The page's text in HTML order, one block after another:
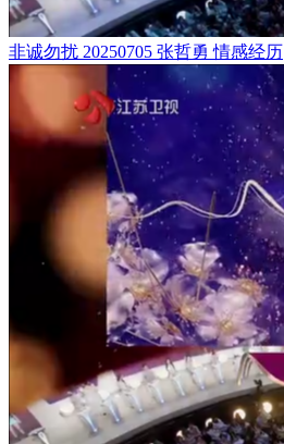
非诚勿扰 20250705 张哲勇 情感经历